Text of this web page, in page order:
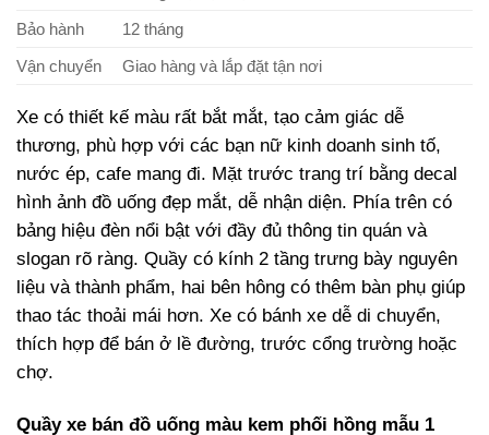
Bảo hành
12 tháng
Vận chuyển
Giao hàng và lắp đặt tận nơi
Xe có thiết kế màu rất bắt mắt, tạo cảm giác dễ
thương, phù hợp với các bạn nữ kinh doanh sinh tố,
nước ép, cafe mang đi. Mặt trước trang trí bằng decal
hình ảnh đồ uống đẹp mắt, dễ nhận diện. Phía trên có
bảng hiệu đèn nổi bật với đầy đủ thông tin quán và
slogan rõ ràng. Quầy có kính 2 tầng trưng bày nguyên
liệu và thành phẩm, hai bên hông có thêm bàn phụ giúp
thao tác thoải mái hơn. Xe có bánh xe dễ di chuyển,
thích hợp để bán ở lề đường, trước cổng trường hoặc
chợ.
Quầy xe bán đồ uống màu kem phối hồng mẫu 1